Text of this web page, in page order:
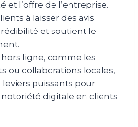
et l’offre de l’entreprise.
à laisser des avis
et soutient le
hors ligne, comme les
ou collaborations locales,
leviers puissants pour
digitale en clients